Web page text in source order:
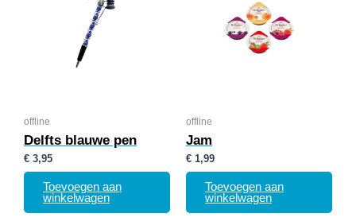
offline
Delfts blauwe pen
€ 3,95
Toevoegen aan
winkelwagen
offline
Jam
€ 1,99
Toevoegen aan
winkelwagen